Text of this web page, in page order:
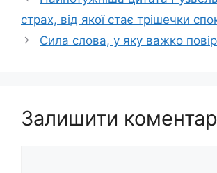
страх, від якої стає трішечки
Сила слова, у яку важко
Залишити коментар